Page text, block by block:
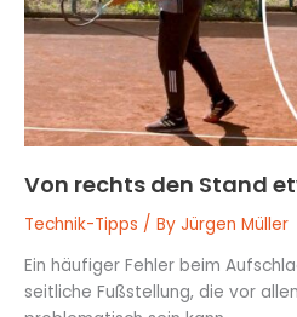
Von rechts den Stand
Technik-Tipps / By Jürgen Müller
Ein häufiger Fehler beim
seitliche Fußstellung, die vor
öffnen